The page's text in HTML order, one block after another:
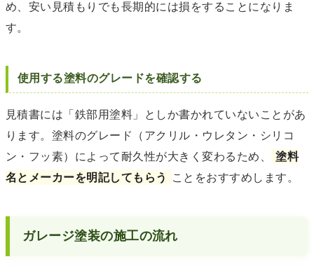
め、安い見積もりでも長期的には損をすることになりま
す。
使用する塗料のグレードを確認する
見積書には「鉄部用塗料」としか書かれていないことがあ
ります。塗料のグレード（アクリル・ウレタン・シリコ
ン・フッ素）によって耐久性が大きく変わるため、
塗料
名とメーカーを明記してもらう
ことをおすすめします。
ガレージ塗装の施工の流れ